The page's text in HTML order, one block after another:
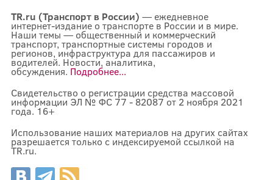
TR.ru (Транспорт в России) — ежедневное
интернет-издание о транспорте в России и в мире.
Наши темы — общественный и коммерческий
транспорт, транспортные системы городов и
регионов, инфраструктура для пассажиров и
водителей. Новости, аналитика,
обсуждения. Подробнее...
Свидетельство о регистрации средства массовой
информации ЭЛ № ФС 77 - 82087 от 2 ноября 2021
года. 16+
Использование наших материалов на других сайтах
разрешается только с индексируемой ссылкой на
TR.ru.